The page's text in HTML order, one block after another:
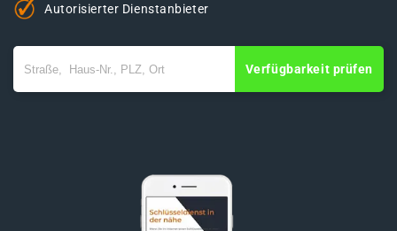
Autorisierter Dienstanbieter
Verfügbarkeit prüfen